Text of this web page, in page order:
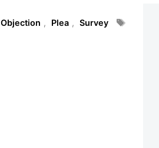
Tags
Objection , Plea , Survey